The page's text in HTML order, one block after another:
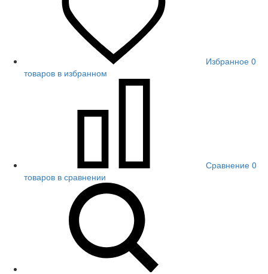
Избранное 0
товаров в избранном
Сравнение 0
товаров в сравнении